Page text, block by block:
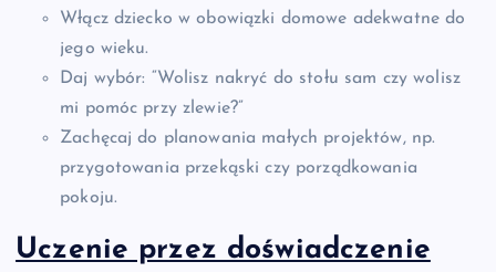
Włącz dziecko w obowiązki domowe adekwatne do
jego wieku.
Daj wybór: “Wolisz nakryć do stołu sam czy wolisz
mi pomóc przy zlewie?”
Zachęcaj do planowania małych projektów, np.
przygotowania przekąski czy porządkowania
pokoju.
Uczenie przez doświadczenie